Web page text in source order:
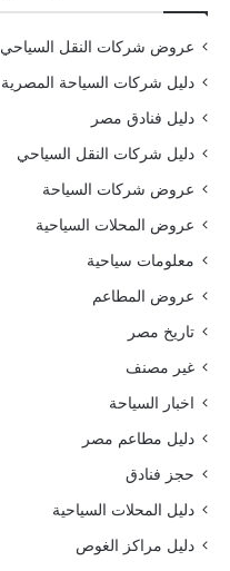
عروض شركات النقل السياحي
دليل شركات السياحة المصرية
دليل فنادق مصر
دليل شركات النقل السياحي
عروض شركات السياحة
عروض المحلات السياحية
معلومات سياحية
عروض المطاعم
تاريخ مصر
غير مصنف
اخبار السياحة
دليل مطاعم مصر
حجز فنادق
دليل المحلات السياحية
دليل مراكز الغوص